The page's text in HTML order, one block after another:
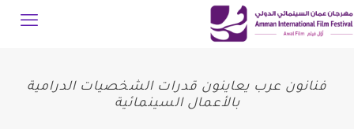
فنانون عرب يعاينون قدرات الشخصيات الدرامية
بالأعمال السينمائية